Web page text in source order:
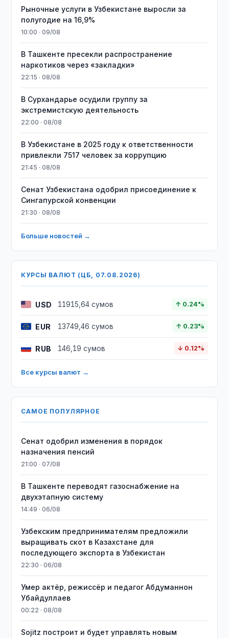
Рыночные услуги в Узбекистане выросли за
полугодие на 16,9%
10:00 · 09/08
В Ташкенте пресекли распространение
наркотиков через «закладки»
22:15 · 08/08
В Сурхандарье осудили группу за
экстремистскую деятельность
22:00 · 08/08
В Узбекистане в 2025 году к ответственности
привлекли 7517 человек за коррупцию
21:45 · 08/08
Сенат Узбекистана одобрил присоединение к
Сингапурской конвенции
21:30 · 08/08
Больше новостей →
КУРСЫ ВАЛЮТ (ЦБ, 07.08.2026)
USD 11915,64 сумов ↑ 0.24%
EUR 13749,46 сумов ↑ 0.23%
RUB 146,19 сумов ↓ 0.12%
Все курсы валют →
САМОЕ ПОПУЛЯРНОЕ
Сенат одобрил изменения в порядок
назначения пенсий
21:00 · 07/08
В Ташкенте переводят газоснабжение на
двухэтапную систему
14:49 · 06/08
Узбекским предпринимателям предложили
выращивать скот в Казахстане для
последующего экспорта в Узбекистан
22:30 · 06/08
Умер актёр, режиссёр и педагог Абдуманнон
Убайдуллаев
00:22 · 08/08
Sojitz построит и будет управлять новым